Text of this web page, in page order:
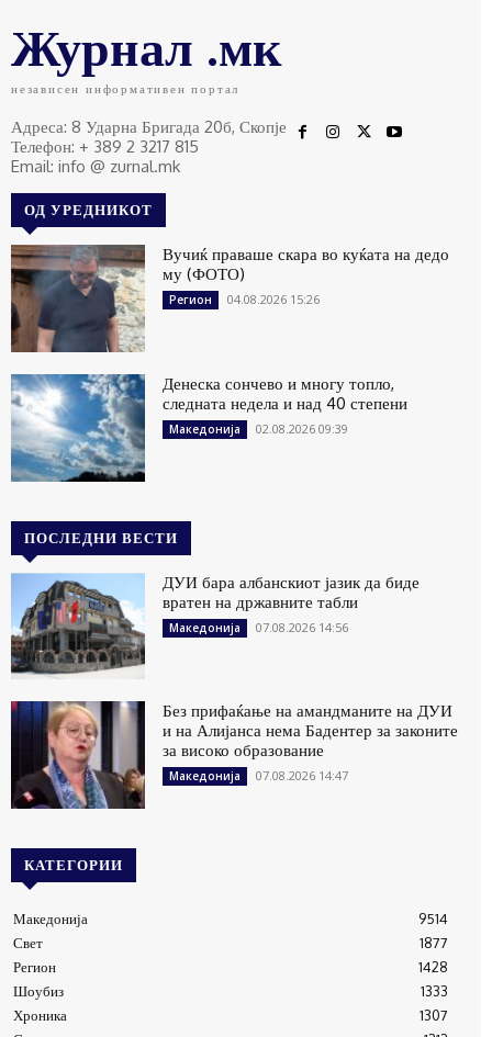
Журнал .мк
независен информативен портал
Адреса: 8 Ударна Бригада 20б, Скопје
Телефон: + 389 2 3217 815
Email: info @ zurnal.mk
ОД УРЕДНИКОТ
Вучиќ праваше скара во куќата на дедо
му (ФОТО)
Регион 04.08.2026 15:26
Денеска сончево и многу топло,
следната недела и над 40 степени
Македонија 02.08.2026 09:39
ПОСЛЕДНИ ВЕСТИ
ДУИ бара албанскиот јазик да биде
вратен на државните табли
Македонија 07.08.2026 14:56
Без прифаќање на амандманите на ДУИ
и на Алијанса нема Бадентер за законите
за високо образование
Македонија 07.08.2026 14:47
КАТЕГОРИИ
Македонија
9514
Свет
1877
Регион
1428
Шоубиз
1333
Хроника
1307